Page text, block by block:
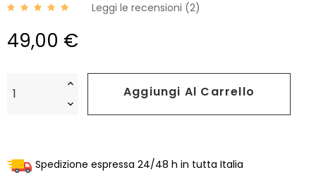
Leggi le recensioni (2)
49,00 €
Aggiungi Al Carrello
Spedizione espressa 24/48 h in tutta Italia